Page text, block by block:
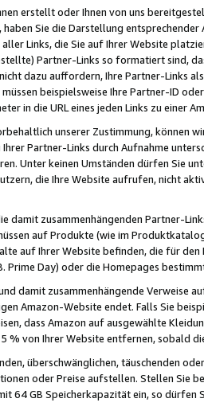
erstellt oder Ihnen von uns
Sie die Darstellung
Links, die Sie auf Ihrer Website
Partner-Links so formatiert sind,
dazu auffordern, Ihre Partner-Links
beispielsweise Ihre Partner-ID
in die URL eines jeden Links zu einer
unserer Zustimmung, können
Ihrer Partner-Links durch Aufnahme
Unter keinen Umständen dürfen Sie
die Ihre Website aufrufen, nicht
damit zusammenhängenden Partner-
auf Produkte (wie im
auf Ihrer Website befinden, die für
Prime Day) oder die Homepages
damit zusammenhängende
Amazon-Website endet. Falls Sie
dass Amazon auf ausgewählte
% von Ihrer Website entfernen, sobald
überschwänglichen, täuschenden
oder Preise aufstellen. Stellen Sie
64 GB Speicherkapazität ein, so dürfen